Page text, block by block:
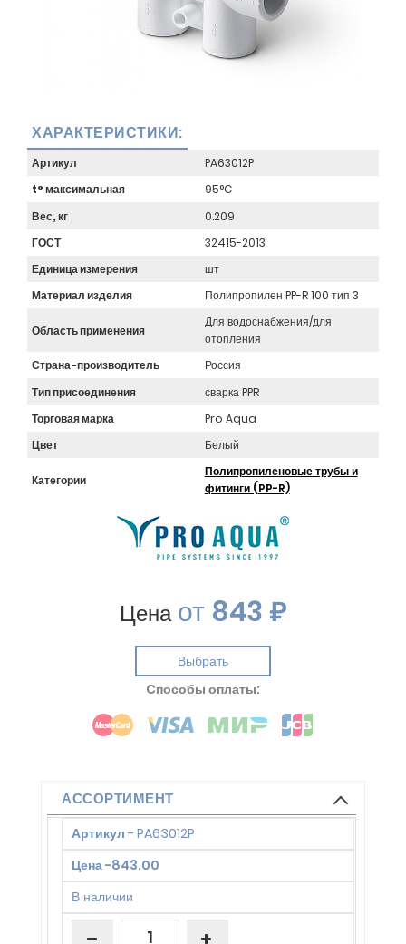
ХАРАКТЕРИСТИКИ:
Артикул
PA63012P
t° максимальная
95°C
Вес, кг
0.209
ГОСТ
32415-2013
Единица измерения
шт
Материал изделия
Полипропилен PP-R 100 тип 3
Область применения
Для водоснабжения/для
отопления
Страна-производитель
Россия
Тип присоединения
сварка PPR
Торговая марка
Pro Aqua
Цвет
Белый
Категории
Полипропиленовые трубы и
фитинги (PP-R)
Ценаот 843 ₽
Выбрать
Cпособы оплаты:
АССОРТИМЕНТ
Артикул - PA63012P
Цена-843.00
В наличии